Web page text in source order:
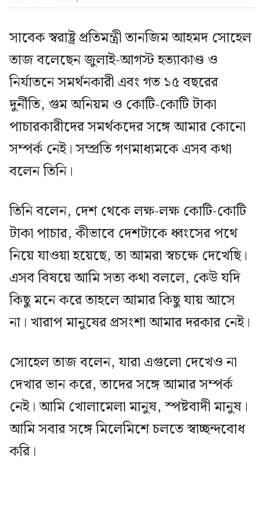
সাবেক স্বরাষ্ট্র প্রতিমন্ত্রী তানজিম আহমদ সোহেল
তাজ বলেছেন জুলাই-আগস্ট হত্যাকাণ্ড ও
নির্যাতনে সমর্থনকারী এবং গত ১৫ বছরের
দুর্নীতি, গুম অনিয়ম ও কোটি-কোটি টাকা
পাচারকারীদের সমর্থকদের সঙ্গে আমার কোনো
সম্পর্ক নেই। সম্প্রতি গণমাধ্যমকে এসব কথা
বলেন তিনি।
তিনি বলেন, দেশ থেকে লক্ষ-লক্ষ কোটি-কোটি
টাকা পাচার, কীভাবে দেশটাকে ধ্বংসের পথে
নিয়ে যাওয়া হয়েছে, তা আমরা স্বচক্ষে দেখেছি।
এসব বিষয়ে আমি সত্য কথা বললে, কেউ যদি
কিছু মনে করে তাহলে আমার কিছু যায় আসে
না। খারাপ মানুষের প্রসংশা আমার দরকার নেই।
সোহেল তাজ বলেন, যারা এগুলো দেখেও না
দেখার ভান করে, তাদের সঙ্গে আমার সম্পর্ক
নেই। আমি খোলামেলা মানুষ, স্পষ্টবাদী মানুষ।
আমি সবার সঙ্গে মিলেমিশে চলতে স্বাচ্ছন্দবোধ
করি।